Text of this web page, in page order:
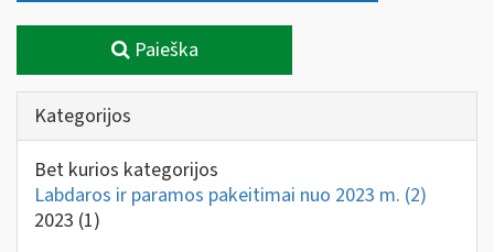
Paieška
Kategorijos
Bet kurios kategorijos
Labdaros ir paramos pakeitimai nuo 2023 m. (2)
2023 (1)